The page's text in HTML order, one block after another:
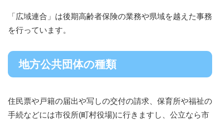
「広域連合」は後期高齢者保険の業務や県域を越えた事務
を行っています。
地方公共団体の種類
住民票や戸籍の届出や写しの交付の請求、保育所や福祉の
手続などには市役所(町村役場)に行きますし、公立なら市